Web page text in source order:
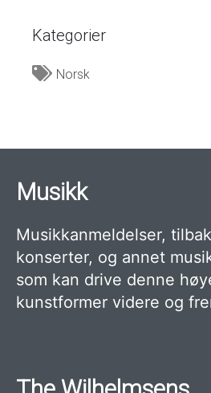
Kategorier
Norsk
Musikk
Musikkanmeldelser,
konserter, og annet
som kan drive denne
kunstformer videre og